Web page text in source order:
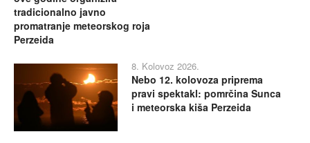
tradicionalno javno
promatranje meteorskog roja
Perzeida
8. Kolovoz 2026.
Nebo 12. kolovoza priprema
pravi spektakl: pomrčina Sunca
i meteorska kiša Perzeida